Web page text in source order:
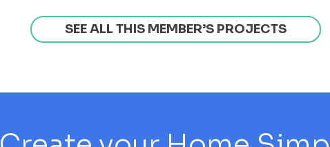
SEE ALL THIS MEMBER’S PROJECTS